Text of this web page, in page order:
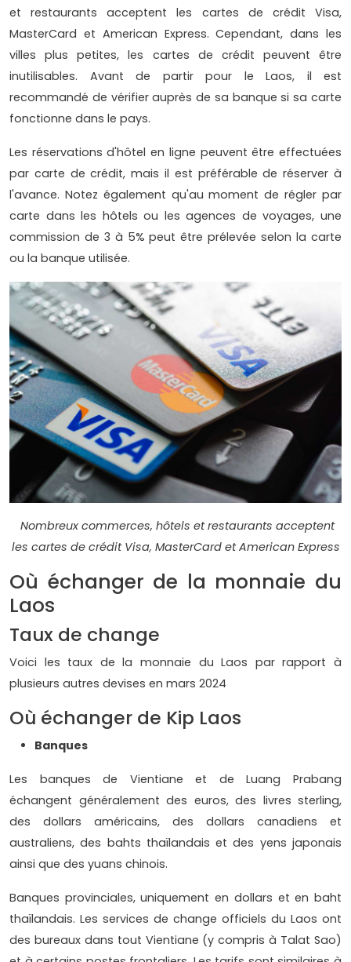
et restaurants acceptent les cartes de crédit Visa,
MasterCard et American Express. Cependant, dans les
villes plus petites, les cartes de crédit peuvent être
inutilisables. Avant de partir pour le Laos, il est
recommandé de vérifier auprès de sa banque si sa carte
fonctionne dans le pays.
Les réservations d'hôtel en ligne peuvent être effectuées
par carte de crédit, mais il est préférable de réserver à
l'avance. Notez également qu'au moment de régler par
carte dans les hôtels ou les agences de voyages, une
commission de 3 à 5% peut être prélevée selon la carte
ou la banque utilisée.
Nombreux commerces, hôtels et restaurants acceptent
les cartes de crédit Visa, MasterCard et American Express
Où échanger de la monnaie du
Laos
Taux de change
Voici les taux de la monnaie du Laos par rapport à
plusieurs autres devises en mars 2024
Où échanger de Kip Laos
Banques
Les banques de Vientiane et de Luang Prabang
échangent généralement des euros, des livres sterling,
des dollars américains, des dollars canadiens et
australiens, des bahts thaïlandais et des yens japonais
ainsi que des yuans chinois.
Banques provinciales, uniquement en dollars et en baht
thaïlandais. Les services de change officiels du Laos ont
des bureaux dans tout Vientiane (y compris à Talat Sao)